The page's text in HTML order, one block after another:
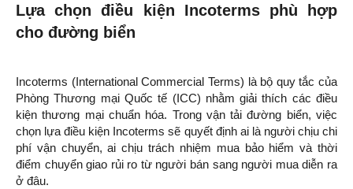
Lựa chọn điều kiện Incoterms phù hợp
cho đường biển
Incoterms (International Commercial Terms) là bộ quy tắc của
Phòng Thương mại Quốc tế (ICC) nhằm giải thích các điều
kiện thương mại chuẩn hóa. Trong vận tải đường biển, việc
chọn lựa điều kiện Incoterms sẽ quyết định ai là người chịu chi
phí vận chuyển, ai chịu trách nhiệm mua bảo hiểm và thời
điểm chuyển giao rủi ro từ người bán sang người mua diễn ra
ở đâu.